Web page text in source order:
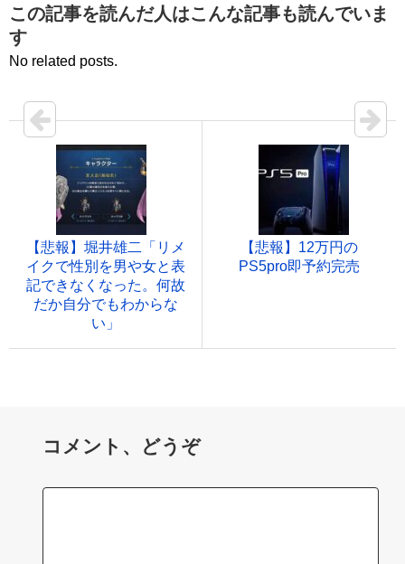
価格：¥100 価格：¥100
この記事を読んだ人はこんな記事も読んでいま
す
No related posts.
【悲報】堀井雄二「リメ
イクで性別を男や女と表
記できなくなった。何故
だか自分でもわからな
い」
【悲報】12万円の
PS5pro即予約完売
コメント、どうぞ